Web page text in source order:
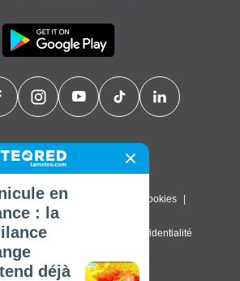
À propos de nous FAQ
& Conditions d'utilisation Cookies
Paramètres de confidentialité
Meteored. Tous droits réservés
en
: la
déjà